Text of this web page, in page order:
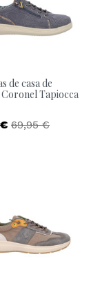
de casa de
Tapiocca
Precio base
69,95 €